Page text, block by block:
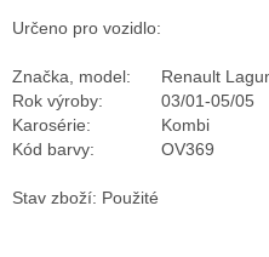
Určeno pro vozidlo:
Značka, model:
Renault
Rok výroby:
03/01-05/05
Karosérie:
Kombi
Kód barvy:
OV369
Stav zboží: Použité